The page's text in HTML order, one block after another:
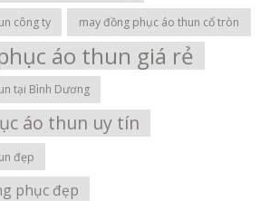
công ty may đồng phục áo thun cổ tròn
áo thun giá rẻ
tại Bình Dương
áo thun uy tín
đẹp
phục đẹp